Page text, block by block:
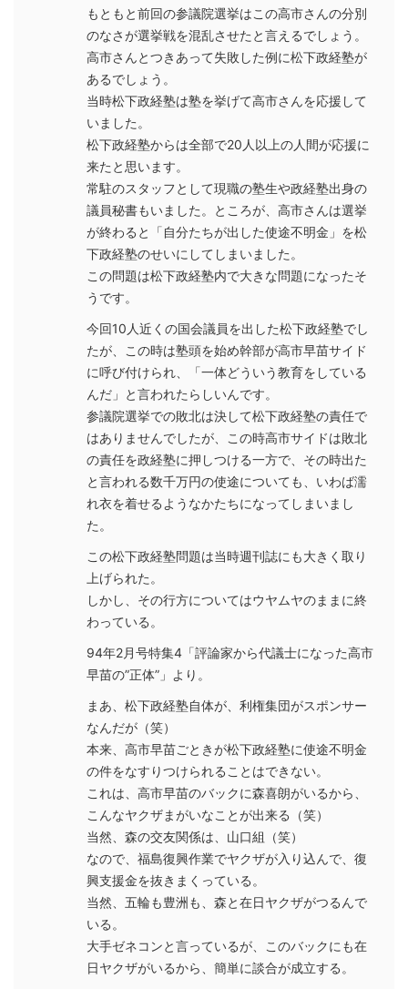
もともと前回の参議院選挙はこの高市さんの分別
のなさが選挙戦を混乱させたと言えるでしょう。
高市さんとつきあって失敗した例に松下政経塾が
あるでしょう。
当時松下政経塾は塾を挙げて高市さんを応援して
いました。
松下政経塾からは全部で20人以上の人間が応援に
来たと思います。
常駐のスタッフとして現職の塾生や政経塾出身の
議員秘書もいました。ところが、高市さんは選挙
が終わると「自分たちが出した使途不明金」を松
下政経塾のせいにしてしまいました。
この問題は松下政経塾内で大きな問題になったそ
うです。
今回10人近くの国会議員を出した松下政経塾でし
たが、この時は塾頭を始め幹部が高市早苗サイド
に呼び付けられ、「一体どういう教育をしている
んだ」と言われたらしいんです。
参議院選挙での敗北は決して松下政経塾の責任で
はありませんでしたが、この時高市サイドは敗北
の責任を政経塾に押しつける一方で、その時出た
と言われる数千万円の使途についても、いわば濡
れ衣を着せるようなかたちになってしまいまし
た。
この松下政経塾問題は当時週刊誌にも大きく取り
上げられた。
しかし、その行方についてはウヤムヤのままに終
わっている。
94年2月号特集4「評論家から代議士になった高市
早苗の”正体”」より。
まあ、松下政経塾自体が、利権集団がスポンサー
なんだが（笑）
本来、高市早苗ごときが松下政経塾に使途不明金
の件をなすりつけられることはできない。
これは、高市早苗のバックに森喜朗がいるから、
こんなヤクザまがいなことが出来る（笑）
当然、森の交友関係は、山口組（笑）
なので、福島復興作業でヤクザが入り込んで、復
興支援金を抜きまくっている。
当然、五輪も豊洲も、森と在日ヤクザがつるんで
いる。
大手ゼネコンと言っているが、このバックにも在
日ヤクザがいるから、簡単に談合が成立する。